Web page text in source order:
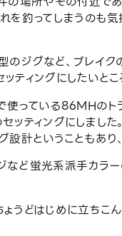
を釣ってしまうの
のジグなど、ブレイ
ティングにしたいとこ
使っている86MHの
ティングにしました
設計ということもあり
など蛍光系派手カラ
うどはじめに立ち